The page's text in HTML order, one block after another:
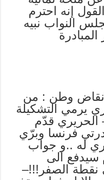
إنه احترم
النواب نبيه
وطن : من
يرمي التشكيلة
الحريري قدّم
وفق مبادرتي فرنسا وبرّي
له ..و جواب
سيدفع الى
نقطة الصفر!!!–